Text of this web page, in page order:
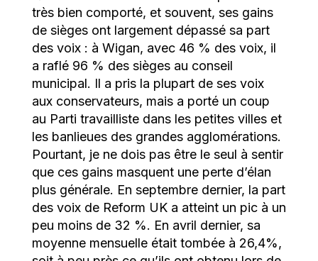
très bien comporté, et souvent, ses gains
de sièges ont largement dépassé sa part
des voix : à Wigan, avec 46 % des voix, il
a raflé 96 % des sièges au conseil
municipal. Il a pris la plupart de ses voix
aux conservateurs, mais a porté un coup
au Parti travailliste dans les petites villes et
les banlieues des grandes agglomérations.
Pourtant, je ne dois pas être le seul à sentir
que ces gains masquent une perte d’élan
plus générale. En septembre dernier, la part
des voix de Reform UK a atteint un pic à un
peu moins de 32 %. En avril dernier, sa
moyenne mensuelle était tombée à 26,4%,